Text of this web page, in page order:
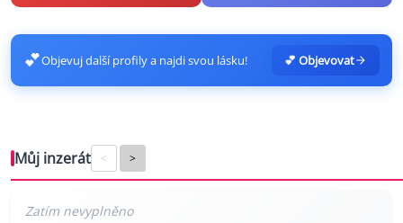
💕Objevuj další profily a najdi svou lásku! 💕 Objevovat
Můj inzerát < >